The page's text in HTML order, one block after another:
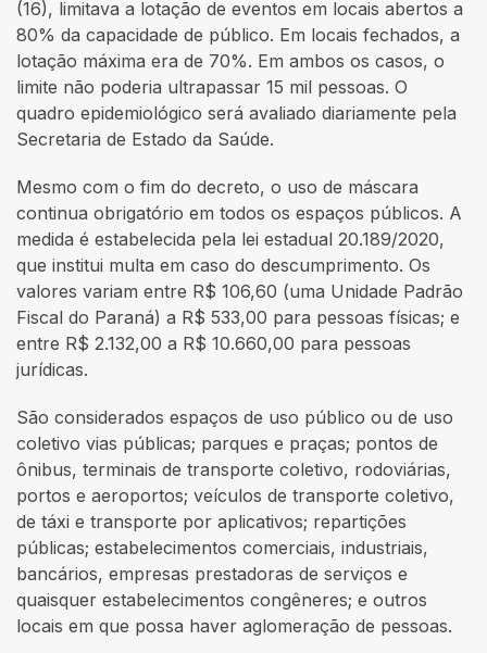
(16), limitava a lotação de eventos em locais abertos a
80% da capacidade de público. Em locais fechados, a
lotação máxima era de 70%. Em ambos os casos, o
limite não poderia ultrapassar 15 mil pessoas. O
quadro epidemiológico será avaliado diariamente pela
Secretaria de Estado da Saúde.
Mesmo com o fim do decreto, o uso de máscara
continua obrigatório em todos os espaços públicos. A
medida é estabelecida pela lei estadual 20.189/2020,
que institui multa em caso do descumprimento. Os
valores variam entre R$ 106,60 (uma Unidade Padrão
Fiscal do Paraná) a R$ 533,00 para pessoas físicas; e
entre R$ 2.132,00 a R$ 10.660,00 para pessoas
jurídicas.
São considerados espaços de uso público ou de uso
coletivo vias públicas; parques e praças; pontos de
ônibus, terminais de transporte coletivo, rodoviárias,
portos e aeroportos; veículos de transporte coletivo,
de táxi e transporte por aplicativos; repartições
públicas; estabelecimentos comerciais, industriais,
bancários, empresas prestadoras de serviços e
quaisquer estabelecimentos congêneres; e outros
locais em que possa haver aglomeração de pessoas.